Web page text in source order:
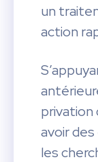
un
action
avoir
les